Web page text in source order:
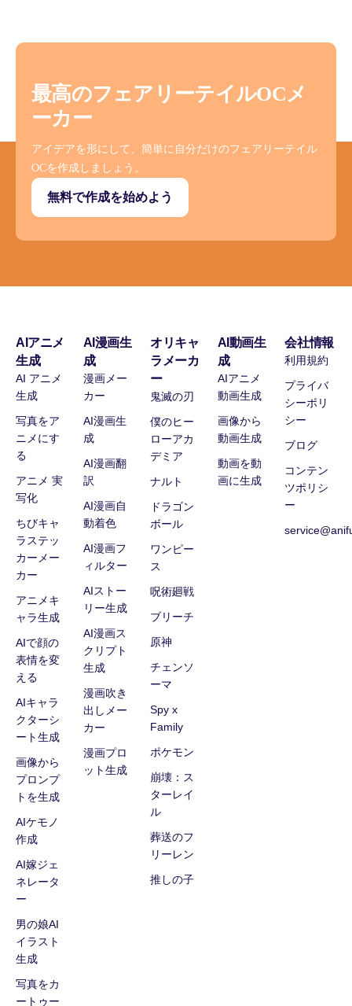
最高のフェアリーテイルOCメ
ーカー
アイデアを形にして、簡単に自分だけのフェアリーテイル
OCを作成しましょう。
無料で作成を始めよう
AIアニメ
生成
AI アニメ
生成
写真をア
ニメにす
る
アニメ 実
写化
ちびキャ
ラステッ
カーメー
カー
アニメキ
ャラ生成
AIで顔の
表情を変
える
AIキャラ
クターシ
ート生成
画像から
プロンプ
トを生成
AIケモノ
作成
AI嫁ジェ
ネレータ
ー
男の娘AI
イラスト
生成
写真をカ
ートゥー
AI漫画生
成
漫画メー
カー
AI漫画生
成
AI漫画翻
訳
AI漫画自
動着色
AI漫画フ
ィルター
AIストー
リー生成
AI漫画ス
クリプト
生成
漫画吹き
出しメー
カー
漫画プロ
ット生成
オリキャ
ラメーカ
ー
鬼滅の刃
僕のヒー
ローアカ
デミア
ナルト
ドラゴン
ボール
ワンピー
ス
呪術廻戦
ブリーチ
原神
チェンソ
ーマ
Spy x
Family
ポケモン
崩壊：ス
ターレイ
ル
葬送のフ
リーレン
推しの子
AI動画生
成
AIアニメ
動画生成
画像から
動画生成
動画を動
画に生成
会社情報
利用規約
プライバ
シーポリ
シー
ブログ
コンテン
ツポリシ
ー